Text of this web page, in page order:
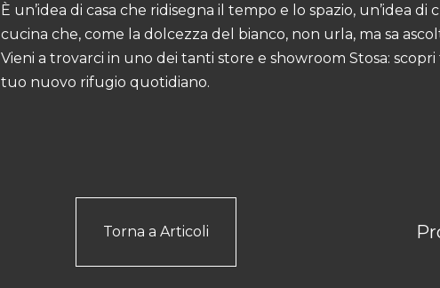
È un’idea di casa che ridisegna il tempo e lo spazio, un’idea
cucina che, come la dolcezza del bianco, non urla, ma sa
Vieni a trovarci in uno dei tanti store e showroom Stosa:
tuo nuovo rifugio quotidiano.
Torna a Articoli